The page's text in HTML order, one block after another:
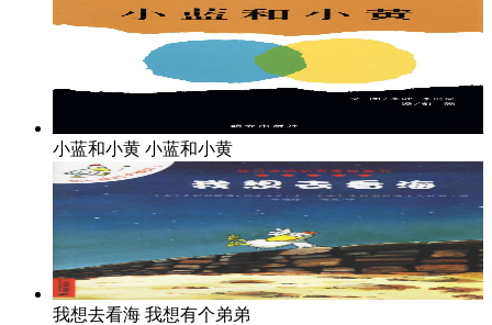
小蓝和小黄 小蓝和小黄
我想去看海 我想有个弟弟